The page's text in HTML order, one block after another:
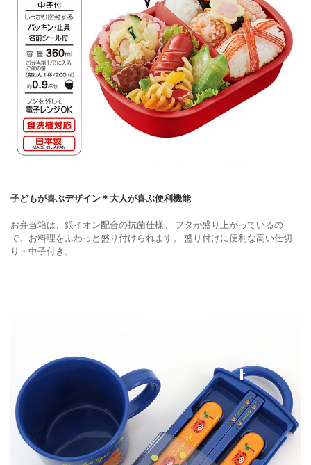
子どもが喜ぶデザイン＊大人が喜ぶ便利機能
お弁当箱は、銀イオン配合の抗菌仕様。
フタが盛り上がっているの
で、お料理をふわっと盛り付けられます。
盛り付けに便利な高い仕切
り・中子付き。